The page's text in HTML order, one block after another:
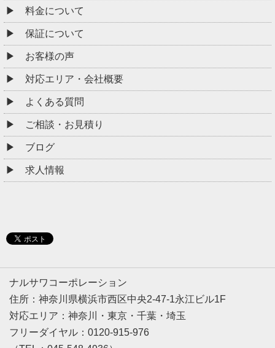
料金について
保証について
お客様の声
対応エリア・会社概要
よくある質問
ご相談・お見積り
ブログ
求人情報
ナルサワコーポレーション
住所：神奈川県横浜市西区中央2-47-1永江ビル1F
対応エリア：神奈川・東京・千葉・埼玉
フリーダイヤル：0120-915-976